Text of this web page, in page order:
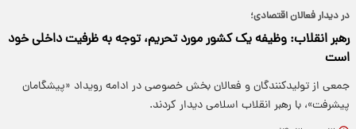
در دیدار فعالان اقتصادی؛
رهبر انقلاب: وظیفه یک کشور مورد تحریم، توجه به ظرفیت داخلی خود
است
جمعی از تولیدکنندگان و فعالان بخش خصوصی در ادامه‌ رویداد «پیشگامان
پیشرفت»، با رهبر انقلاب اسلامی دیدار کردند.